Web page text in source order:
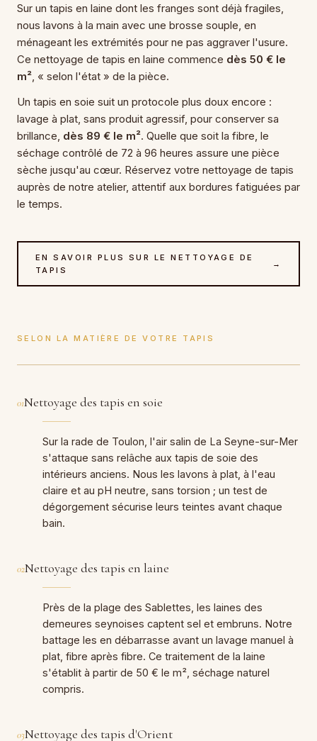
Sur un tapis en laine dont les franges sont déjà fragiles,
nous lavons à la main avec une brosse souple, en
ménageant les extrémités pour ne pas aggraver l'usure.
Ce nettoyage de tapis en laine commence dès 50 € le
m² , « selon l'état » de la pièce.
Un tapis en soie suit un protocole plus doux encore :
lavage à plat, sans produit agressif, pour conserver sa
brillance, dès 89 € le m². Quelle que soit la fibre, le
séchage contrôlé de 72 à 96 heures assure une pièce
sèche jusqu'au cœur. Réservez votre nettoyage de tapis
auprès de notre atelier, attentif aux bordures fatiguées par
le temps.
EN SAVOIR PLUS SUR LE NETTOYAGE DE
TAPIS
→
SELON LA MATIÈRE DE VOTRE TAPIS
01Nettoyage des tapis en soie
Sur la rade de Toulon, l'air salin de La Seyne-sur-Mer
s'attaque sans relâche aux tapis de soie des
intérieurs anciens. Nous les lavons à plat, à l'eau
claire et au pH neutre, sans torsion ; un test de
dégorgement sécurise leurs teintes avant chaque
bain.
02Nettoyage des tapis en laine
Près de la plage des Sablettes, les laines des
demeures seynoises captent sel et embruns. Notre
battage les en débarrasse avant un lavage manuel à
plat, fibre après fibre. Ce traitement de la laine
s'établit à partir de 50 € le m², séchage naturel
compris.
03Nettoyage des tapis d'Orient